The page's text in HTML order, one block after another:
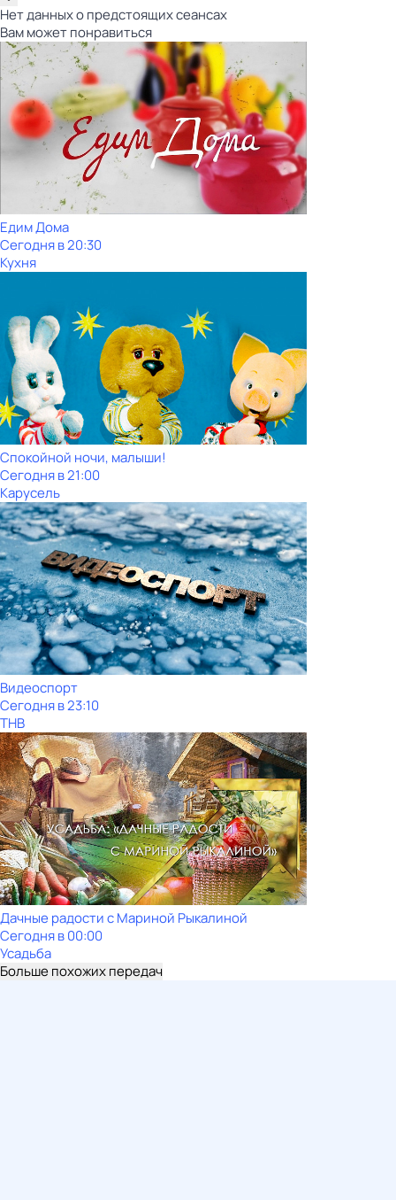
Нет данных о предстоящих сеансах
Вам может понравиться
Едим Дома
Сегодня в 20:30
Кухня
Спокойной ночи, малыши!
Сегодня в 21:00
Карусель
Видеоспорт
Сегодня в 23:10
ТНВ
Дачные радости с Мариной Рыкалиной
Сегодня в 00:00
Усадьба
Больше похожих передач